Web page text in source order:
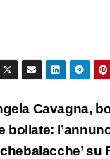
Cavagna,
bollate:
su